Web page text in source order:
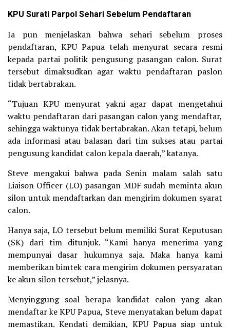
KPU Surati Parpol Sehari Sebelum Pendaftaran
Ia pun menjelaskan bahwa sehari sebelum proses
pendaftaran, KPU Papua telah menyurat secara resmi
kepada partai politik pengusung pasangan calon. Surat
tersebut dimaksudkan agar waktu pendaftaran paslon
tidak bertabrakan.
“Tujuan KPU menyurat yakni agar dapat mengetahui
waktu pendaftaran dari pasangan calon yang mendaftar,
sehingga waktunya tidak bertabrakan. Akan tetapi, belum
ada informasi atau balasan dari tim sukses atau partai
pengusung kandidat calon kepala daerah,” katanya.
Steve mengakui bahwa pada Senin malam salah satu
Liaison Officer (LO) pasangan MDF sudah meminta akun
silon untuk mendaftarkan dan mengirim dokumen syarat
calon.
Hanya saja, LO tersebut belum memiliki Surat Keputusan
(SK) dari tim ditunjuk. “Kami hanya menerima yang
mempunyai dasar hukumnya saja. Maka hanya kami
memberikan bimtek cara mengirim dokumen persyaratan
ke akun silon tersebut,” jelasnya.
Menyinggung soal berapa kandidat calon yang akan
mendaftar ke KPU Papua, Steve menyatakan belum dapat
memastikan. Kendati demikian, KPU Papua siap untuk